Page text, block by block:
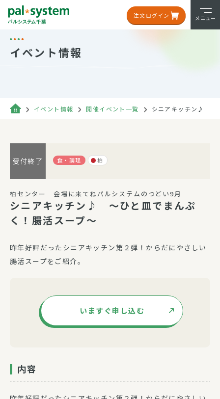
注文ログイン メニュー
イベント情報
イベント情報 開催イベント一覧 シニアキッチン♪ ～
受付終了 食・調理 柏
柏センター 会場に来てねパルシステムのつどい9月
シニアキッチン♪ ～ひと皿でまんぷ
く！腸活スープ～
昨年好評だったシニアキッチン第２弾！からだにやさしい
腸活スープをご紹介。
いますぐ申し込む
内容